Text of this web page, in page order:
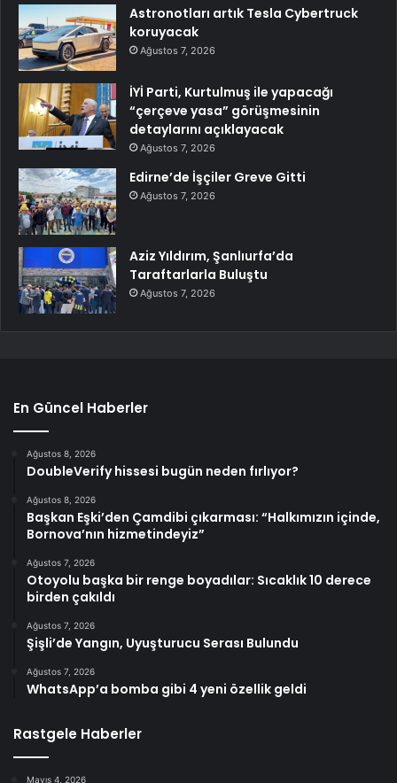
Astronotları artık Tesla Cybertruck
koruyacak
Ağustos 7, 2026
İYİ Parti, Kurtulmuş ile yapacağı
“çerçeve yasa” görüşmesinin
detaylarını açıklayacak
Ağustos 7, 2026
Edirne’de İşçiler Greve Gitti
Ağustos 7, 2026
Aziz Yıldırım, Şanlıurfa’da
Taraftarlarla Buluştu
Ağustos 7, 2026
En Güncel Haberler
Ağustos 8, 2026
DoubleVerify hissesi bugün neden fırlıyor?
Ağustos 8, 2026
Başkan Eşki’den Çamdibi çıkarması: “Halkımızın içinde,
Bornova’nın hizmetindeyiz”
Ağustos 7, 2026
Otoyolu başka bir renge boyadılar: Sıcaklık 10 derece
birden çakıldı
Ağustos 7, 2026
Şişli’de Yangın, Uyuşturucu Serası Bulundu
Ağustos 7, 2026
WhatsApp’a bomba gibi 4 yeni özellik geldi
Rastgele Haberler
Mayıs 4, 2026